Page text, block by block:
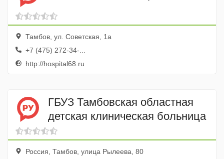
Тамбов, ул. Советская, 1а
+7 (475) 272-34-...
http://hospital68.ru
ГБУЗ Тамбовская областная
детская клиническая больница
Россия, Тамбов, улица Рылеева, 80